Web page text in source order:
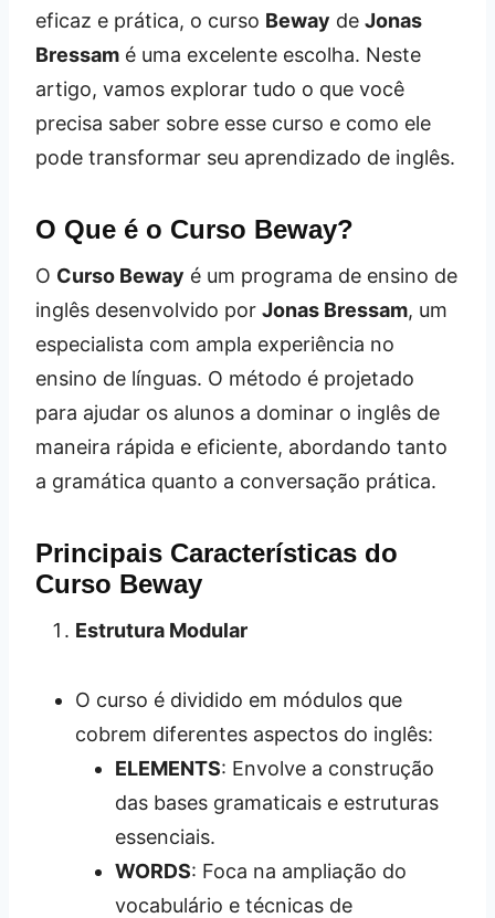
eficaz e prática, o curso Beway de Jonas
Bressam é uma excelente escolha. Neste
artigo, vamos explorar tudo o que você
precisa saber sobre esse curso e como ele
pode transformar seu aprendizado de inglês.
O Que é o Curso Beway?
O Curso Beway é um programa de ensino de
inglês desenvolvido por Jonas Bressam, um
especialista com ampla experiência no
ensino de línguas. O método é projetado
para ajudar os alunos a dominar o inglês de
maneira rápida e eficiente, abordando tanto
a gramática quanto a conversação prática.
Principais Características do
Curso Beway
Estrutura Modular
O curso é dividido em módulos que
cobrem diferentes aspectos do inglês:
ELEMENTS: Envolve a construção
das bases gramaticais e estruturas
essenciais.
WORDS: Foca na ampliação do
vocabulário e técnicas de